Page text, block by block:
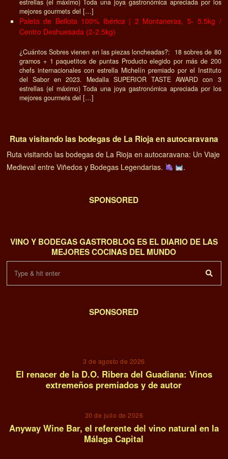
estrellas (el máximo) Toda una joya gastronómica apreciada por los
mejores gourmets del […]
Paleta de Bellota 100% Ibérica | 2 Montaneras, 5- 5.5kg /
Centro Deshuesada (2-2.5kg)
¿Cuántos Sobres vienen en las piezas loncheadas?: 18 sobres de 80
gramos + 1 paquetitos de puntas Producto elegido por más de 200
chefs internacionales con estrella Michelín premiado por el Instituto
del Sabor en 2023. Medalla SUPERIOR TASTE AWARD con 3
estrellas (el máximo) Toda una joya gastronómica apreciada por los
mejores gourmets del […]
Ruta visitando las bodegas de La Rioja en autocaravana
Ruta visitando las bodegas de La Rioja en autocaravana: Un Viaje
Medieval entre Viñedos y Bodegas Legendarias.
.
SPONSORED
VINO Y BODEGAS GASTROBLOG ES EL DIARIO DE LAS
MEJORES COCINAS DEL MUNDO
SPONSORED
3 de agosto de 2026
El renacer de la D.O. Ribera del Guadiana: Vinos
extremeños premiados y de autor
30 de julio de 2026
Anyway Wine Bar, el referente del vino natural en la
Málaga Capital